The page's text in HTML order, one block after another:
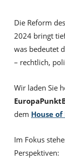
Die Reform
2024 bringt
was bedeutet
– rechtlich,
Wir laden Sie
dem House
Im Fokus
Perspektiven: